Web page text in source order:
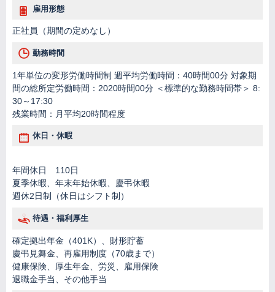
雇用形態
正社員（期間の定めなし）
勤務時間
1年単位の変形労働時間制 週平均労働時間：40時間00分 対象期
間の総所定労働時間：2020時間00分 ＜標準的な勤務時間帯＞ 8:
30～17:30
残業時間：月平均20時間程度
休日・休暇
年間休日 110日
夏季休暇、年末年始休暇、慶弔休暇
週休2日制（休日はシフト制）
待遇・福利厚生
確定拠出年金（401K）、財形貯蓄
慶弔見舞金、再雇用制度（70歳まで）
健康保険、厚生年金、労災、雇用保険
退職金手当、その他手当